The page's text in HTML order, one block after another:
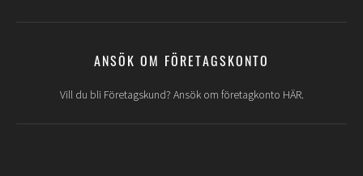
ANSÖK OM FÖRETAGSKONTO
Vill du bli Företagskund? Ansök om företagkonto HÄR.